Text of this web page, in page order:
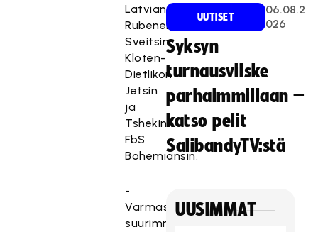
Latvian
Rubenen,
Sveitsin
Kloten-
Dietlikon
Jetsin
ja
Tshekin
FbS
Bohemiansin.
-
Varmastikin
suurimmat
UUTISET
06.08.2
026
Syksyn
turnausvilske
parhaimmillaan –
katso pelit
SalibandyTV:stä
UUSIMMAT